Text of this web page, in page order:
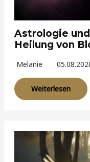
Astrologie
Heilung von
Melanie
Weiterlesen